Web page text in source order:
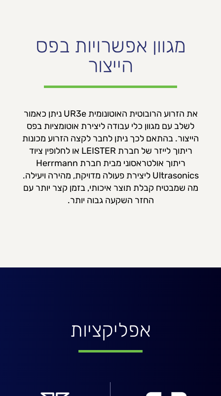
מגוון אפשרויות בפס
הייצור
את הזרוע הרובוטית האוטונומית UR3e ניתן כאמור
לשלב עם מגוון כלי עבודה ליצירת אוטומציות בפס
הייצור. בהתאם לכך ניתן לחבר לקצה הזרוע מכונות
ריתוך לייזר של חברת LEISTER או לחלופין ציוד
ריתוך אולטראסוני מבית חברת Herrmann
Ultrasonics ליצירת פעולה מדויקת, מהירה ויעילה.
מה שמבטיח קבלת תוצר איכותי, בזמן קצר יותר עם
החזר השקעה גבוה יותר.
אפליקציות